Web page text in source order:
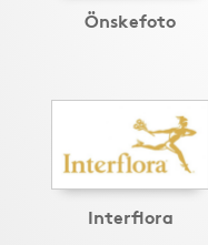
Önskefoto
Interflora